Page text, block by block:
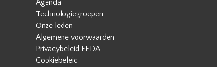
Agenda
Technologiegroepen
Onze leden
Algemene voorwaarden
Privacybeleid FEDA
Cookiebeleid